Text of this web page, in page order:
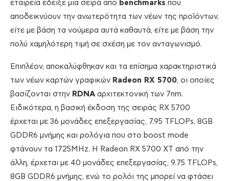
εταιρεία έδειξε μια σειρά από benchmarks που
αποδεικνύουν την ανωτερότητα των νέων της προϊόντων,
είτε με βάση τα νούμερα αυτά καθαυτά, είτε με βάση την
πολύ χαμηλότερη τιμή σε σχέση με τον ανταγωνισμό.
Επιπλέον, αποκαλύφθηκαν και τα επίσημα χαρακτηριστικά
των νέων καρτών γραφικών Radeon RX 5700, οι οποίες
βασίζονται στην RDNA αρχιτεκτονική των 7nm.
Ειδικότερα, η βασική έκδοση της σειράς RX 5700
έρχεται με 36 μονάδες επεξεργασίας, 7.95 TFLOPs, 8GB
GDDR6 μνήμης και ρολόγια που στο boost mode
φτάνουν τα 1725MHz. H Radeon RX 5700 XT από την
άλλη, έρχεται με 40 μονάδες επεξεργασίας, 9.75 TFLOPs,
8GB GDDR6 μνήμης, ενώ το ρολόι της μπορεί να φτάσει